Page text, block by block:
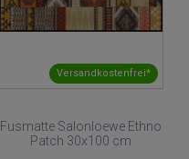
Versandkostenfrei*
Fusmatte Salonloewe Ethno
Patch 30x100 cm